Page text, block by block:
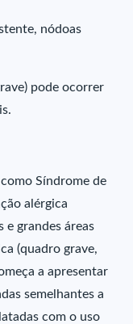
nódoas
pode ocorrer
Síndrome de
alérgica
e grandes áreas
(quadro grave,
a apresentar
semelhantes a
com o uso